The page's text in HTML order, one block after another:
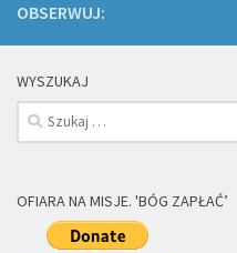
OBSERWUJ:
WYSZUKAJ
Szukaj:
OFIARA NA MISJE. 'BÓG ZAPŁAĆ’